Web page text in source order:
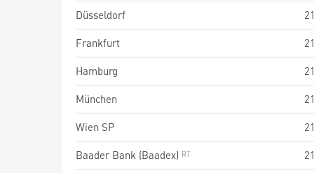
Düsseldorf
Frankfurt
Hamburg
München
Wien SP
Baader Bank (Baadex)